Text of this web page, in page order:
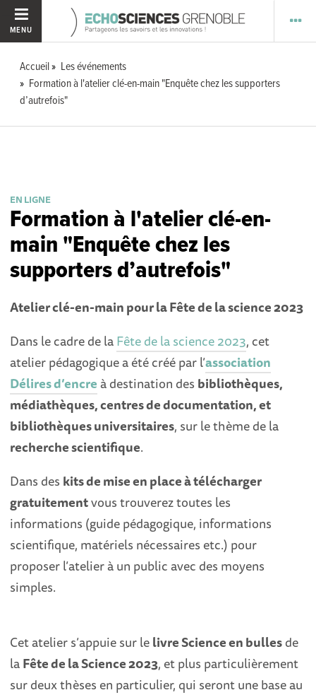
MENU
Accueil
Les événements
Formation à l'atelier clé-en-main "Enquête chez les supporters
d’autrefois"
EN LIGNE
Formation à l'atelier clé-en-
main "Enquête chez les
supporters d’autrefois"
Atelier clé-en-main pour la Fête de la science 2023
Dans le cadre de laFête de la science 2023, cet
atelier pédagogique a été créé par l’association
Délires d’encreà destination des bibliothèques,
médiathèques, centres de documentation, et
bibliothèques universitaires, sur le thème de la
recherche scientifique.
Dans des kits de mise en place à télécharger
gratuitementvous trouverez toutes les
informations (guide pédagogique, informations
scientifique, matériels nécessaires etc.) pour
proposer l’atelier à un public avec des moyens
simples.
Cet atelier s’appuie sur lelivre Science en bullesde
laFête de la Science 2023, et plus particulièrement
sur deux thèses en particulier, qui seront une base au